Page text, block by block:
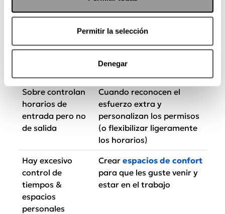
Permitir la selección
Denegar
bloqueado
junto con Entrenamiento
(Sitios aceptados, niveles
de consumo, horarios,
tiempo personal vs juntas,
Sobre controlan
horarios de
entrada pero no
de salida
Cuando reconocen el
esfuerzo extra y
personalizan los permisos
(o flexibilizar ligeramente
los horarios)
Hay excesivo
control de
tiempos &
espacios
personales
Crear espacios de confort
para que les guste venir y
estar en el trabajo